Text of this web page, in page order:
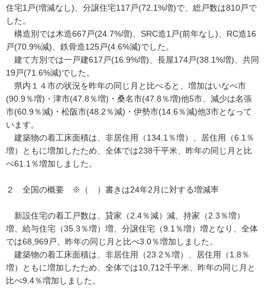
住宅1戸(増減なし)、分譲住宅117戸(72.1%増)で、総戸数は810戸で
した。
構造別では木造667戸(24.7%増)、SRC造1戸(前年なし)、RC造16
戸(70.9%減)、鉄骨造125戸(4.6%減)でした。
建て方別では一戸建617戸(16.9%増)、長屋174戸(38.1%増)、共同
19戸(71.6%減)でした。
県内１４市の状況を昨年の同じ月と比べると、増加はいなべ市
(90.9％増)・津市(47.8％増)・桑名市(47.8％増)他5市、減少は名張
市(60.9％減)・松阪市(48.2％減)・伊勢市(14.6％減)他3市となって
います。
建築物の着工床面積は、非居住用（134.1％増）、居住用（6.1％
増）ともに増加したため、全体では238千平米、昨年の同じ月と比
べ61.1％増加しました。
２ 全国の概要 ※（ ）書きは24年2月に対する増減率
新設住宅の着工戸数は、貸家（2.4％減）減、持家（2.3％増）
増、給与住宅（35.3％増）増、分譲住宅（9.1％増）増となり、全体
では68,969戸、昨年の同じ月と比べ3.0％増加しました。
建築物の着工床面積は、非居住用（23.2％増）、居住用（1.8％
増）ともに増加したため、全体では10,712千平米、昨年の同じ月と
比べ9.4％増加しました。